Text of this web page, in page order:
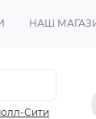
НАШ
Сити